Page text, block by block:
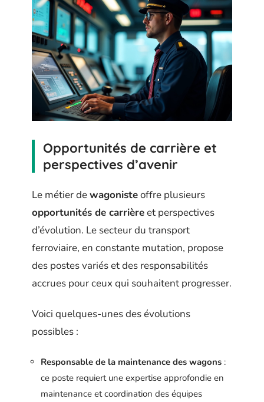
Opportunités de carrière et
perspectives d’avenir
Le métier dewagonisteoffre plusieurs
opportunités de carrièreet perspectives
d’évolution. Le secteur du transport
ferroviaire, en constante mutation, propose
des postes variés et des responsabilités
accrues pour ceux qui souhaitent progresser.
Voici quelques-unes des évolutions
possibles :
Responsable de la maintenance des wagons :
ce poste requiert une expertise approfondie en
maintenance et coordination des équipes